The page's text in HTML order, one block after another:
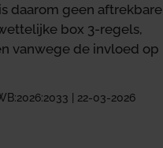
daarom geen aftrekbare
box 3-regels,
vanwege de invloed op
| 22-03-2026